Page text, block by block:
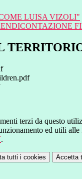
LUISA VIZOLI"
terzi da questo
ed utili
.
tutti i cookies Accetta